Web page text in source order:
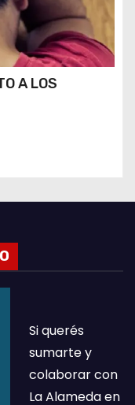
A LOS
Si querés
sumarte y
colaborar con
La Alameda en